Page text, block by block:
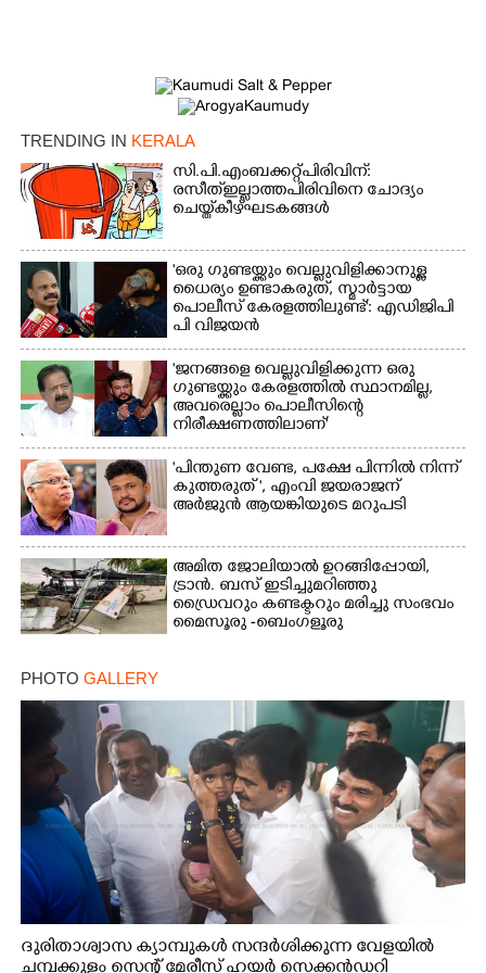
TRENDING IN KERALA
സി.പി.എം ബക്കറ്റ് പിരിവിന്:
രസീത് ഇല്ലാത്ത പിരിവിനെ ചോദ്യം
ചെയ്ത് കീഴ്ഘടകങ്ങൾ
'ഒരു ഗുണ്ടയ്ക്കും വെല്ലുവിളിക്കാനുള്ള
ധൈര്യം ഉണ്ടാകരുത്, സ്മാർട്ടായ
പൊലീസ് കേരളത്തിലുണ്ട്': എഡിജിപി
പി വിജയൻ
'ജനങ്ങളെ വെല്ലുവിളിക്കുന്ന ഒരു
ഗുണ്ടയ്ക്കും കേരളത്തിൽ സ്ഥാനമില്ല,​
അവരെല്ലാം പൊലീസിന്റെ
നിരീക്ഷണത്തിലാണ്'
"പിന്തുണ വേണ്ട,​ പക്ഷേ പിന്നിൽ നിന്ന്
കുത്തരുത് ", എംവി ജയരാജന്
അർജുൻ ആയങ്കിയുടെ മറുപടി
അമിത ജോലിയാൽ ഉറങ്ങിപ്പോയി,
ട്രാൻ. ബസ് ഇടിച്ചുമറിഞ്ഞു
ഡ്രൈവറും കണ്ടക്ടറും മരിച്ചു സംഭവം
മൈസൂരു -ബെംഗളൂരു
PHOTO GALLERY
ദുരിതാശ്വാസ ക്യാമ്പുകൾ സന്ദർശിക്കുന്ന വേളയിൽ
ചമ്പക്കുളം സെന്റ് മേരീസ് ഹയർ സെക്കൻഡറി